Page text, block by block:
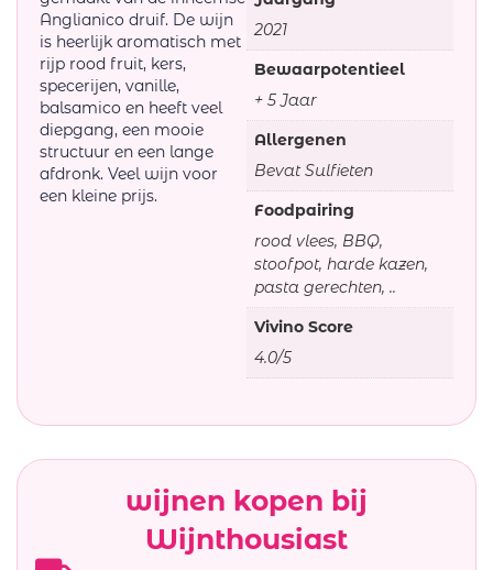
Anglianico druif. De wijn
is heerlijk aromatisch met
rijp rood fruit, kers,
specerijen, vanille,
balsamico en heeft veel
diepgang, een mooie
structuur en een lange
afdronk. Veel wijn voor
een kleine prijs.
2021
Bewaarpotentieel
+ 5 Jaar
Allergenen
Bevat Sulfieten
Foodpairing
rood vlees, BBQ,
stoofpot, harde kazen,
pasta gerechten, ..
Vivino Score
4.0/5
wijnen kopen bij
Wijnthousiast